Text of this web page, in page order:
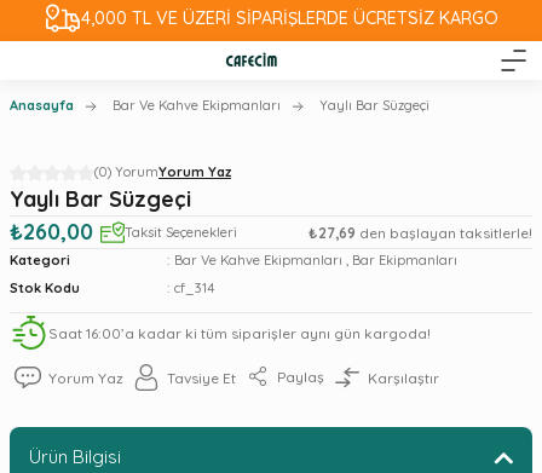
4,000 TL VE ÜZERİ SİPARİŞLERDE ÜCRETSİZ KARGO
Anasayfa Bar Ve Kahve Ekipmanları Yaylı Bar Süzgeçi
(0) YorumYorum Yaz
Yaylı Bar Süzgeçi
₺260,00
Taksit Seçenekleri ₺27,69 den başlayan taksitlerle!
Kategori Bar Ve Kahve Ekipmanları , Bar Ekipmanları
Stok Kodu
cf_314
Saat 16:00’a kadar ki tüm siparişler aynı gün kargoda!
Yorum Yaz Tavsiye Et Paylaş Karşılaştır
Ürün Bilgisi